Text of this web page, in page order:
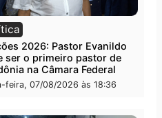
querer ler...